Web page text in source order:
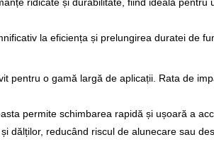
la eficiența și prelungirea duratei de
pentru o gamă largă de aplicații. Rata de
permite schimbarea rapidă și ușoară a
dălților, reducând riscul de alunecare sau